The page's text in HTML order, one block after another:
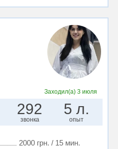
Заходил(а) 3 июля
292
звонка
5 л.
опыт
2000 грн. / 15 мин.